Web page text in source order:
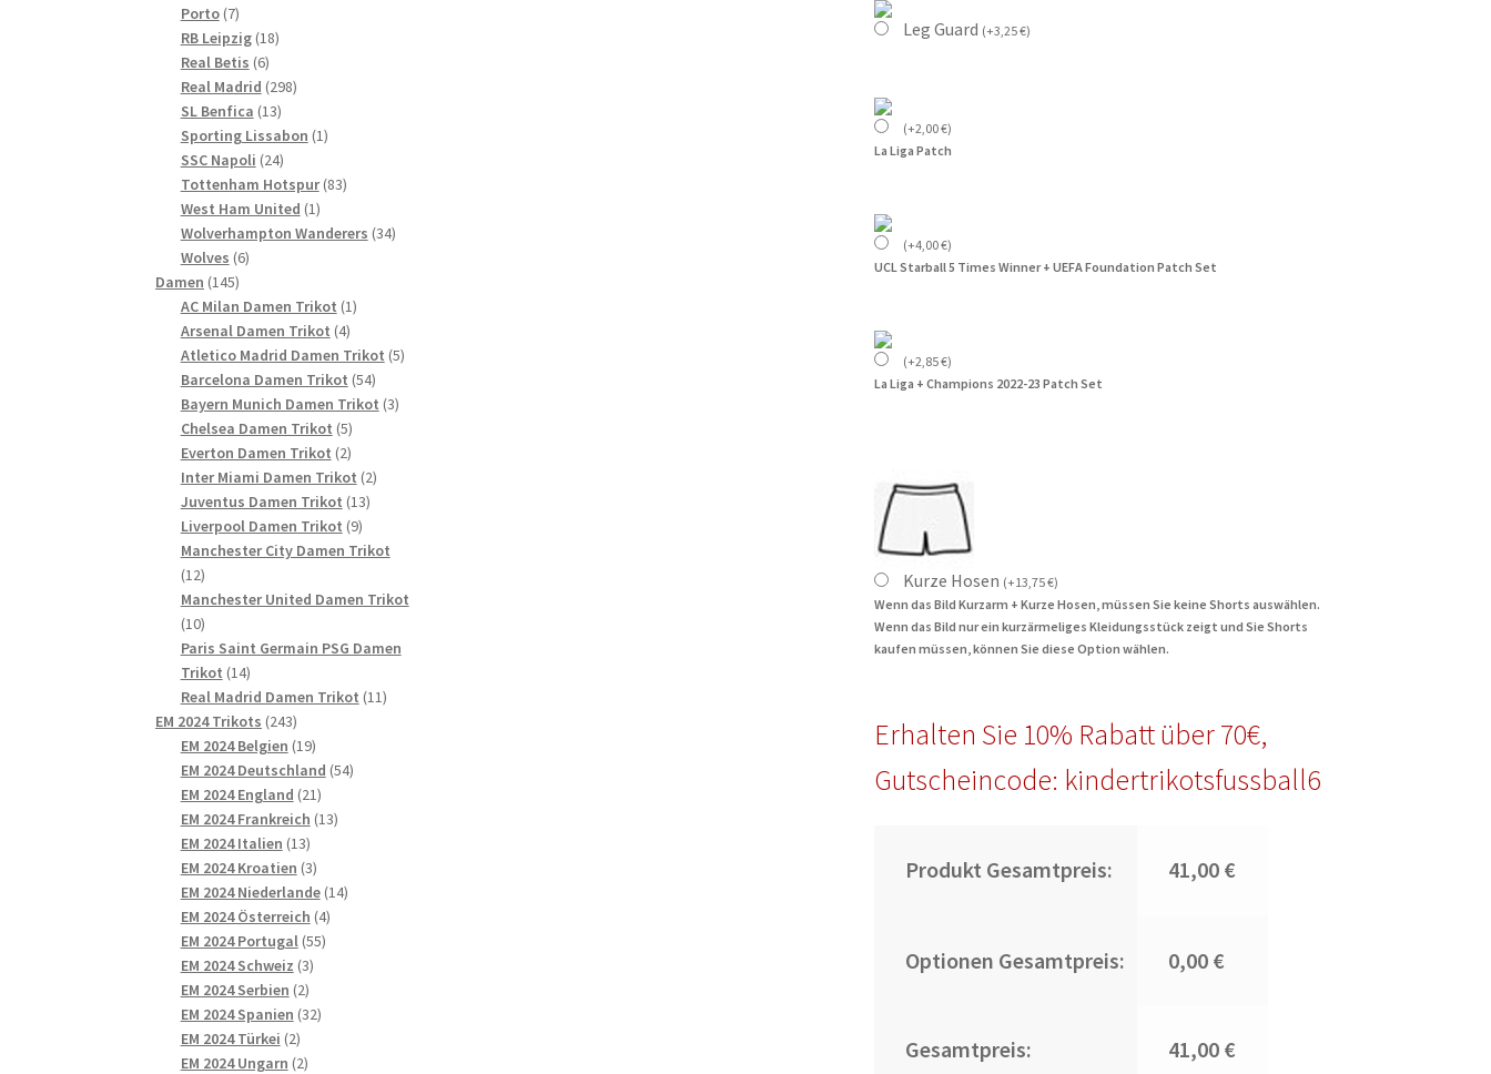
Leg Guard (+3,25€)
(+2,00€)
La Liga Patch
(+4,00€)
UCL Starball 5 Times Winner + UEFA Foundation Patch Set
(+2,85€)
La Liga + Champions 2022-23 Patch Set
Kurze Hosen (+13,75€)
Wenn das Bild Kurzarm + Kurze Hosen, müssen Sie keine Shorts auswählen.
Wenn das Bild nur ein kurzärmeliges Kleidungsstück zeigt und Sie Shorts
kaufen müssen, können Sie diese Option wählen.
Erhalten Sie 10% Rabatt über 70€,
Gutscheincode: kindertrikotsfussball6
Produkt Gesamtpreis: 41,00 €
Optionen Gesamtpreis: 0,00 €
Gesamtpreis: 41,00 €
Porto 77
Produkte
RB Leipzig 1818
Real Betis 66
Produkte
Real Madrid 298298
SL Benfica 1313
Produkte
Sporting Lissabon 11
SSC Napoli 2424
Produkte
Tottenham Hotspur 8383
West Ham United 11
Produkt
Wolverhampton Wanderers 3434
Wolves 66
Damen 145145
Produkte
AC Milan Damen Trikot 11
Arsenal Damen Trikot 44
Produkte
Atletico Madrid Damen Trikot 55
Barcelona Damen Trikot 5454
Produkte
Bayern Munich Damen Trikot 33
Chelsea Damen Trikot 55
Produkte
Everton Damen Trikot 22
Produkte
Inter Miami Damen Trikot 22
Juventus Damen Trikot 1313
Liverpool Damen Trikot 99
Produkte
Manchester City Damen Trikot
1212
Produkte
Manchester United Damen Trikot
1010
Produkte
Paris Saint Germain PSG Damen
Trikot 1414
Produkte
Real Madrid Damen Trikot 1111
EM 2024 Trikots 243243
Produkte
EM 2024 Belgien 1919
Produkte
EM 2024 Deutschland 5454
EM 2024 England 2121
Produkte
EM 2024 Frankreich 1313
EM 2024 Italien 1313
Produkte
EM 2024 Kroatien 33
Produkte
EM 2024 Niederlande 1414
EM 2024 Österreich 44
Produkte
EM 2024 Portugal 5555
EM 2024 Schweiz 33
Produkte
EM 2024 Serbien 22
Produkte
EM 2024 Spanien 3232
EM 2024 Türkei 22
Produkte
EM 2024 Ungarn 22